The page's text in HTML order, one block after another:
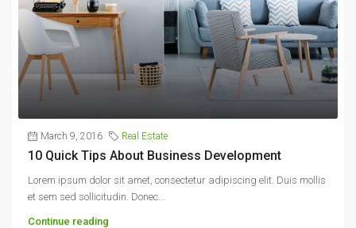
March 9, 2016 Real Estate
10 Quick Tips About Business Development
Lorem ipsum dolor sit amet, consectetur adipiscing elit. Duis mollis
et sem sed sollicitudin. Donec...
Continue reading